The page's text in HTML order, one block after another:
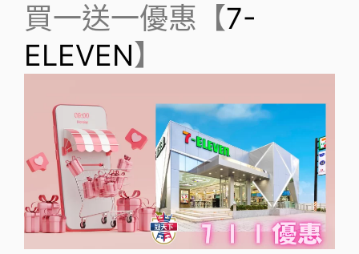
買一送一優惠【7-
ELEVEN】